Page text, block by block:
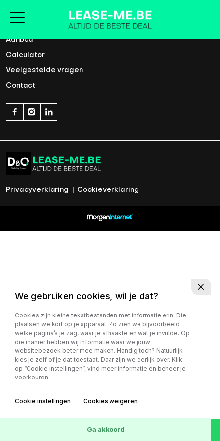
Home
Aanbod
Calculator
Veelgestelde vragen
Contact
Privacyverklaring Cookieverklaring
We gebruiken cookies, wil je dat?
Cookies zijn kleine tekstbestanden met informatie erin. Die
plaatsen we kort op je apparaat. Zo zien we bijvoorbeeld
welke pagina’s je zag, waar je afhaakte en wat je invulde. Op
die manier hebben wij informatie waar we jouw
websitebezoek beter mee maken. Handig toch? Natuurlijk
kies je zelf of je dat toestaat. Daar zijn we eerlijk over. Klik
op “Cookie instellingen”, vind meer informatie en beheer je
voorkeuren.
Cookie instellingen Cookies weigeren
Ga akkoord